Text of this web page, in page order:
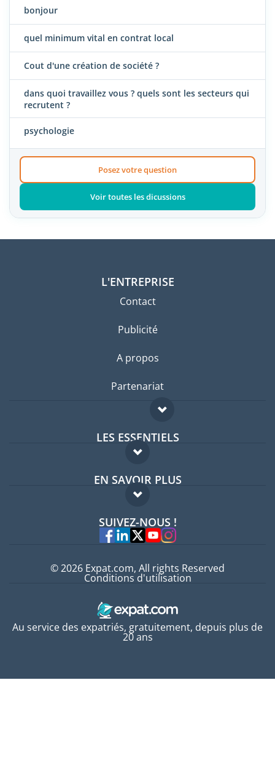
bonjour
quel minimum vital en contrat local
Cout d'une création de société ?
dans quoi travaillez vous ? quels sont les secteurs qui
recrutent ?
psychologie
Posez votre question
Voir toutes les dicussions
L'ENTREPRISE
Contact
Publicité
A propos
Partenariat
LES ESSENTIELS
Forum expatriés
Guides pays
EN SAVOIR PLUS
FAQ
Experts
SUIVEZ-NOUS !
Au service des expatriés, gratuitement, depuis plus de
20 ans
© 2026 Expat.com, All rights Reserved
Conditions d'utilisation